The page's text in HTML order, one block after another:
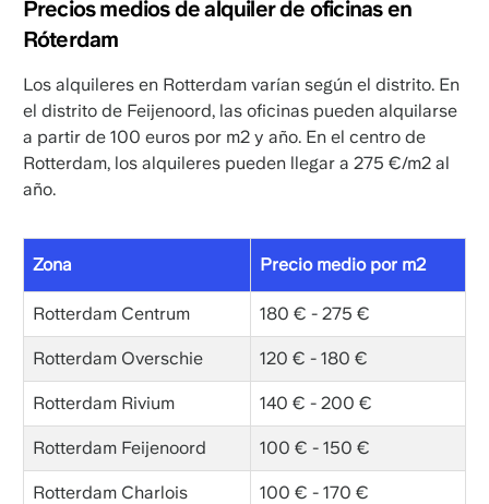
Precios medios de alquiler de oficinas en
Róterdam
Los alquileres en Rotterdam varían según el distrito. En
el distrito de Feijenoord, las oficinas pueden alquilarse
a partir de 100 euros por m2 y año. En el centro de
Rotterdam, los alquileres pueden llegar a 275 €/m2 al
año.
Zona Precio medio por m2
Rotterdam Centrum 180 € - 275 €
Rotterdam Overschie 120 € - 180 €
Rotterdam Rivium 140 € - 200 €
Rotterdam Feijenoord 100 € - 150 €
Rotterdam Charlois 100 € - 170 €